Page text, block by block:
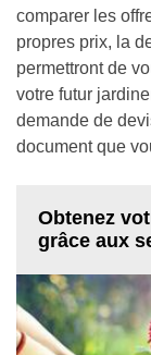
comparer les
propres prix, la
permettront de
votre futur
demande de
document que
Obtenez
grâce aux